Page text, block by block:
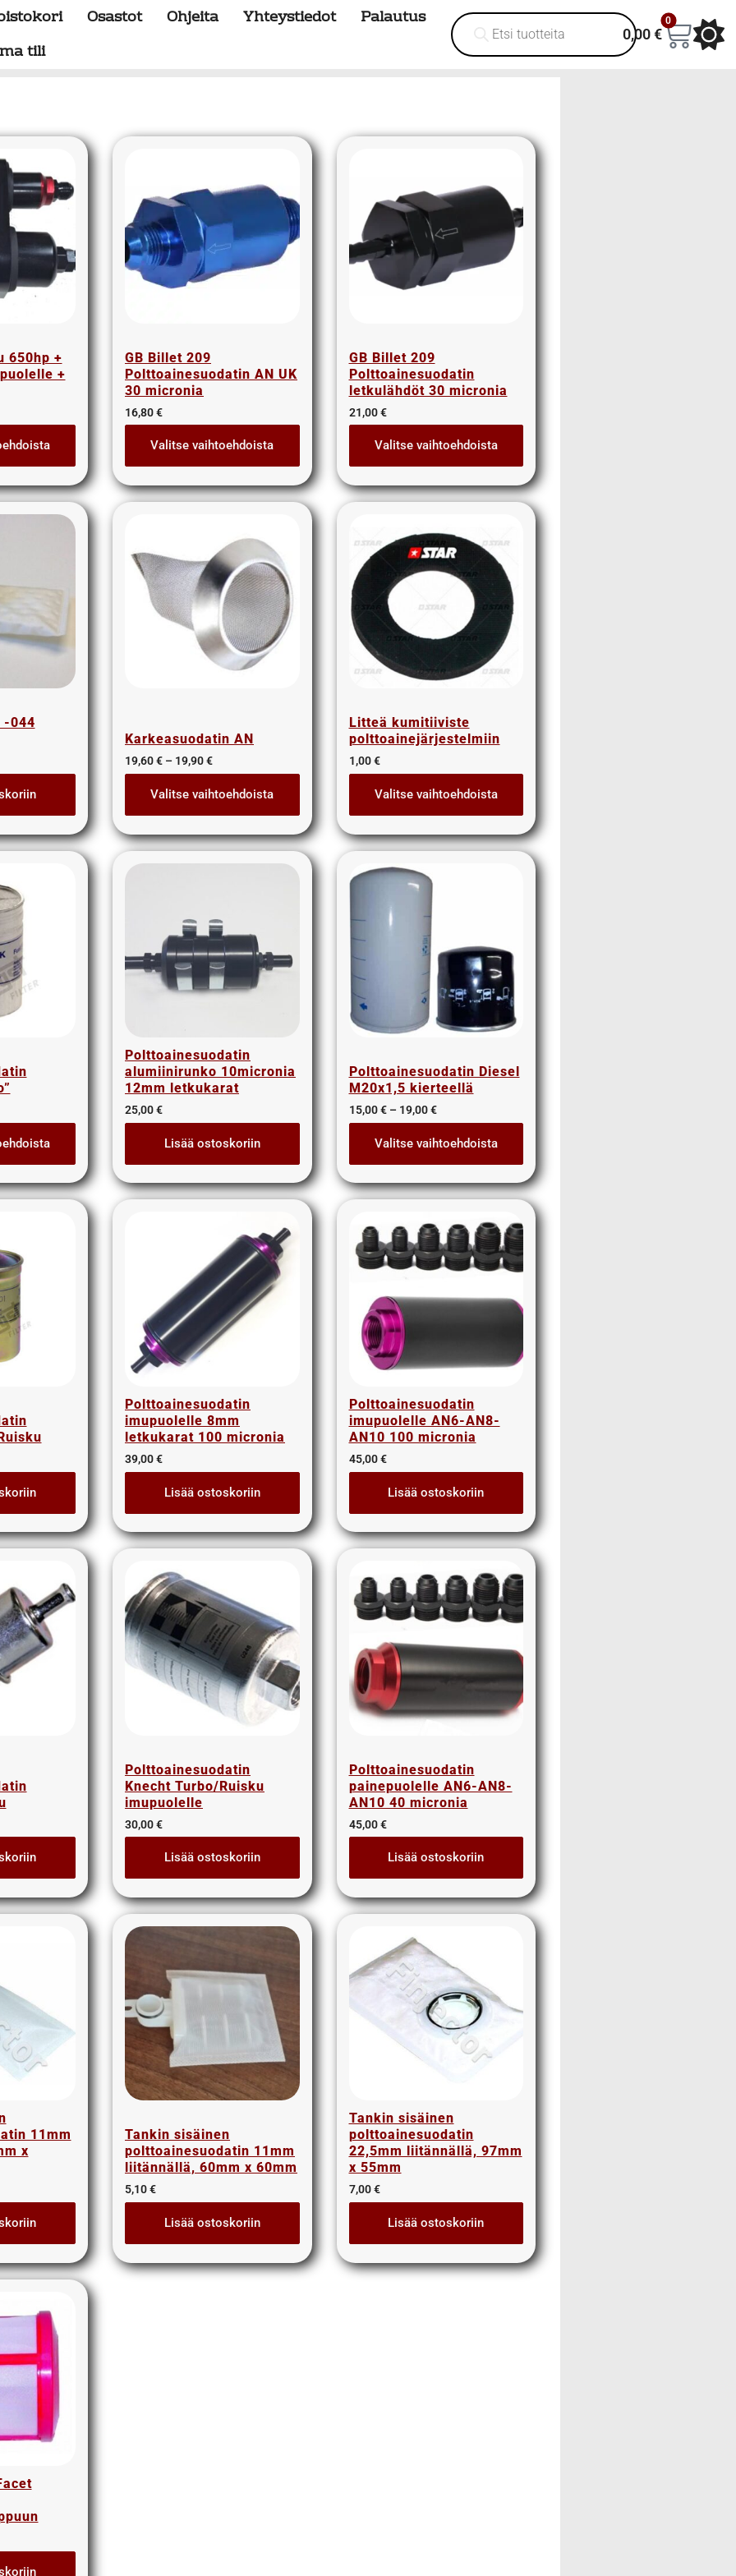
Osastot Ohjeita Yhteystiedot
Palautus
tili
0,00€
0
650hp +
+
GB Billet 209
Polttoainesuodatin AN UK
30 micronia
16,80€
Valitse vaihtoehdoista
GB Billet 209
Polttoainesuodatin
letkulähdöt 30 micronia
21,00€
Valitse vaihtoehdoista
-044
Karkeasuodatin AN
19,60€ – 19,90€
Valitse vaihtoehdoista
Litteä kumitiiviste
polttoainejärjestelmiin
1,00€
Valitse vaihtoehdoista
Polttoainesuodatin
alumiinirunko 10micronia
12mm letkukarat
25,00€
Lisää ostoskoriin
Polttoainesuodatin Diesel
M20x1,5 kierteellä
15,00€ – 19,00€
Valitse vaihtoehdoista
Polttoainesuodatin
imupuolelle 8mm
letkukarat 100 micronia
39,00€
Lisää ostoskoriin
Polttoainesuodatin
imupuolelle AN6-AN8-
AN10 100 micronia
45,00€
Lisää ostoskoriin
Polttoainesuodatin
Knecht Turbo/Ruisku
imupuolelle
30,00€
Lisää ostoskoriin
Polttoainesuodatin
painepuolelle AN6-AN8-
AN10 40 micronia
45,00€
Lisää ostoskoriin
11mm
x
Tankin sisäinen
polttoainesuodatin 11mm
liitännällä, 60mm x 60mm
5,10€
Lisää ostoskoriin
Tankin sisäinen
polttoainesuodatin
22,5mm liitännällä, 97mm
x 55mm
7,00€
Lisää ostoskoriin